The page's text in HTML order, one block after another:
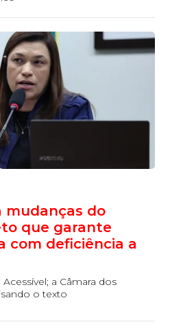
mudanças do
que garante
com deficiência a
a Câmara dos
o texto